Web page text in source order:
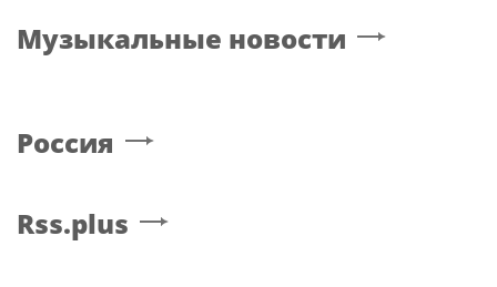
Музыкальные новости
Россия
Rss.plus